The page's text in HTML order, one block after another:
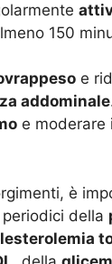
150
e
addominale
e moderare
è
della